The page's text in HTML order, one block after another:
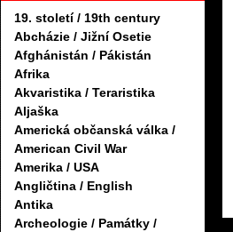
19. století / 19th century
Abcházie / Jižní Osetie
Afghánistán / Pákistán
Afrika
Akvaristika / Teraristika
Aljaška
Americká občanská válka /
American Civil War
Amerika / USA
Angličtina / English
Antika
Archeologie / Památky /